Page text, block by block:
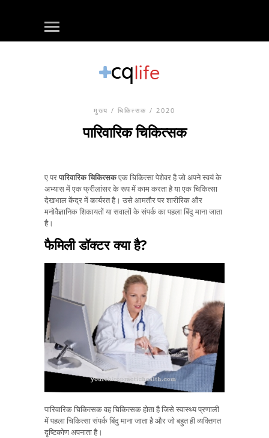
मुख्य / चिकित्सक / 2020
पारिवारिक चिकित्सक
ए परपारिवारिक चिकित्सकएक चिकित्सा पेशेवर है जो अपने स्वयं के
अभ्यास में एक फ्रीलांसर के रूप में काम करता है या एक चिकित्सा
देखभाल केंद्र में कार्यरत है। उसे आमतौर पर शारीरिक और
मनोवैज्ञानिक शिकायतों या सवालों के संपर्क का पहला बिंदु माना जाता
है।
फैमिली डॉक्टर क्या है?
पारिवारिक चिकित्सक वह चिकित्सक होता है जिसे स्वास्थ्य प्रणाली
में पहला चिकित्सा संपर्क बिंदु माना जाता है और जो बहुत ही व्यक्तिगत
दृष्टिकोण अपनाता है।